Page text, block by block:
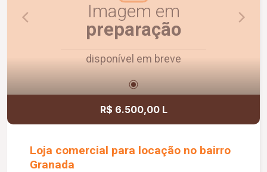
Imagem em
preparação
disponível em breve
R$ 6.500,00 L
Loja comercial para locação no bairro
Granada